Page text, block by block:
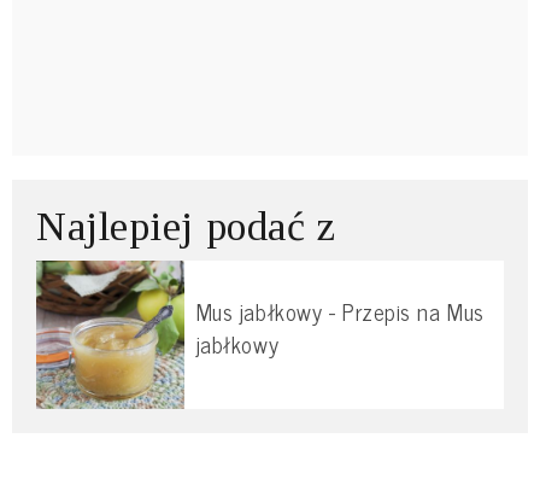
Najlepiej podać z
Mus jabłkowy - Przepis na Mus
jabłkowy